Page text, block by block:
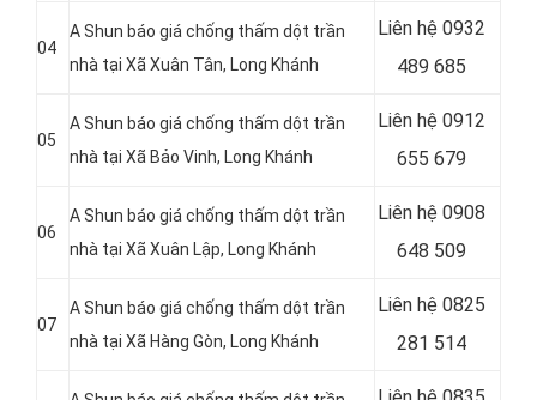
04
A Shun báo giá chống thấm dột trần
nhà tại Xã Xuân Tân, Long Khánh
Liên hệ 0932
489 685
05
A Shun báo giá chống thấm dột trần
nhà tại Xã Bảo Vinh, Long Khánh
Liên hệ 0912
655 679
06
A Shun báo giá chống thấm dột trần
nhà tại Xã Xuân Lập, Long Khánh
Liên hệ 0908
648 509
07
A Shun báo giá chống thấm dột trần
nhà tại Xã Hàng Gòn, Long Khánh
Liên hệ 0825
281 514